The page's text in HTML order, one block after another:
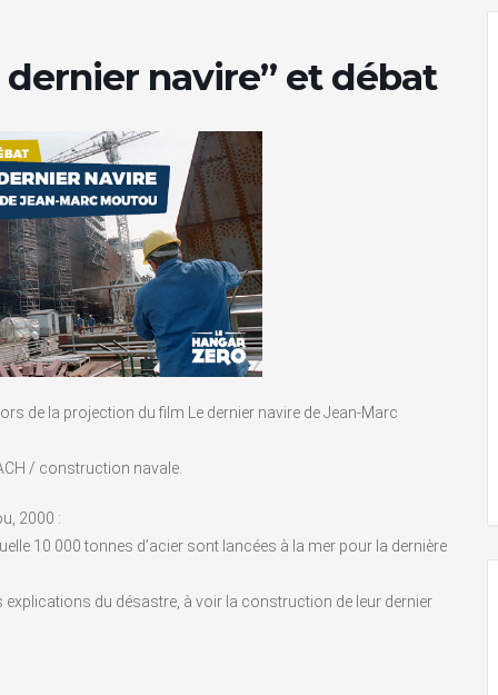
navire” et débat
de la projection du film Le dernier navire de Jean-Marc
/ construction navale.
2000 :
10 000 tonnes d’acier sont lancées à la mer pour la dernière
explications du désastre, à voir la construction de leur dernier